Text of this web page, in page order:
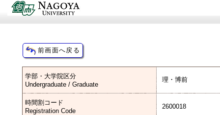
学部・大学院区分
Undergraduate / Graduate
理・博前
時間割コード
Registration Code
2600018